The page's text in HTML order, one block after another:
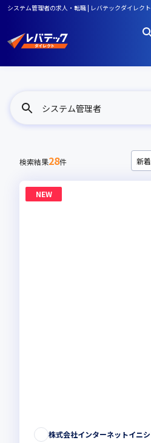
システム管理者の求人・転職 | レバテックダイレクト
システム管理者
検索結果28件
NEW